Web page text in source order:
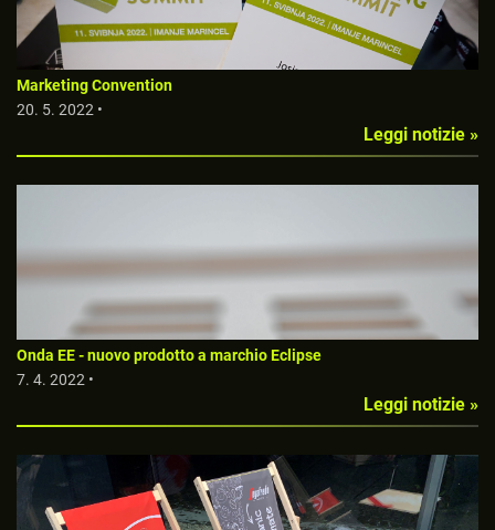
Marketing Convention
20. 5. 2022 •
Leggi notizie »
Onda EE - nuovo prodotto a marchio Eclipse
7. 4. 2022 •
Leggi notizie »